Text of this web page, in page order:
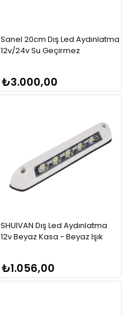
Sanel 20cm Dış Led Aydınlatma
12v/24v Su Geçirmez
₺3.000,00
SHUIVAN Dış Led Aydınlatma
12v Beyaz Kasa - Beyaz Işık
₺1.056,00